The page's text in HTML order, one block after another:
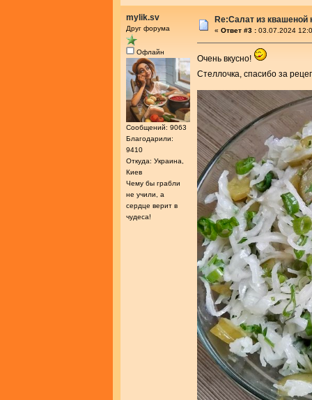
mylik.sv
Друг форума
Офлайн
Сообщений: 9063
Благодарили:
9410
Откуда: Украина,
Киев
Чему бы грабли
не учили, а
сердце верит в
чудеса!
Re:Салат из
« Ответ #3 : 03.07.2024
Очень вкусно!
Стеллочка, спасибо за